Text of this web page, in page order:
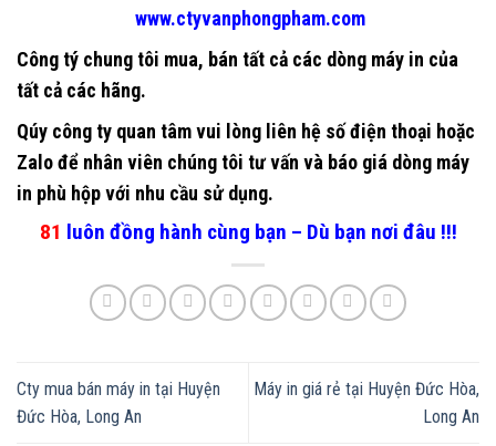
www.ctyvanphongpham.com
Công tý chung tôi mua, bán tất cả các dòng máy in của
tất cả các hãng.
Qúy công ty quan tâm vui lòng liên hệ số điện thoại hoặc
Zalo để nhân viên chúng tôi tư vấn và báo giá dòng máy
in phù hộp với nhu cầu sử dụng.
81 luôn đồng hành cùng bạn – Dù bạn nơi đâu !!!
Cty mua bán máy in tại Huyện
Đức Hòa, Long An
Máy in giá rẻ tại Huyện Đức Hòa,
Long An